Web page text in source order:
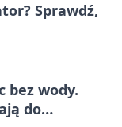
Sprawdź,
bez wody.
do